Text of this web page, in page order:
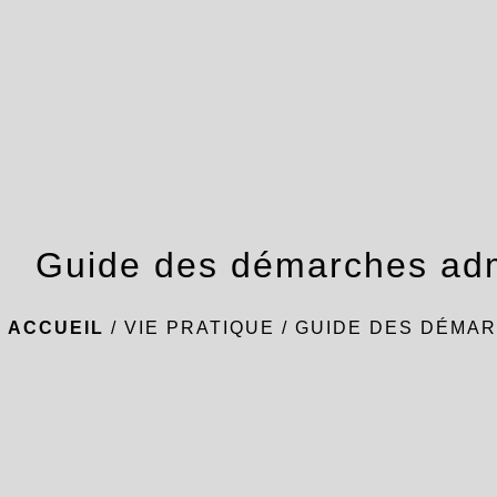
Guide des démarches
ACCUEIL / VIE PRATIQUE / GUIDE DES